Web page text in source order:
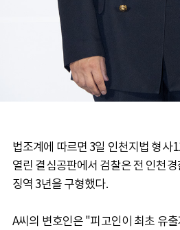
법조계에 따르면 3일 인천지법 형사
열린 결심공판에서 검찰은 전 인천경
징역 3년을 구형했다.
A씨의 변호인은 "피고인이 최초 유